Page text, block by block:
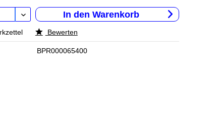
In den Warenkorb
Bewerten
BPR000065400